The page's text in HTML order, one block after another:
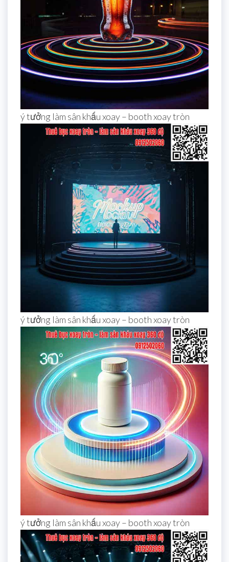
ý tưởng làm sân khấu xoay – booth xoay tròn
ý tưởng làm sân khấu xoay – booth xoay tròn
ý tưởng làm sân khấu xoay – booth xoay tròn